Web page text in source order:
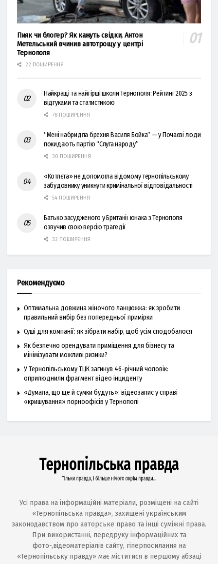
Пияк чи блогер? Як кажуть свідки, Антон
Метельський вчинив автотрощу у центрі
Тернополя
22 ПОШИРЕННЯ
Найкращі та найгірші школи Тернополя: Рейтинг 2025 з
відгуками та статистикою
78 ПОШИРЕННЯ
“Мені набридла брехня Василя Бойка” — у Почаєві люди
покидають партію “Слуга народу”
30 ПОШИРЕННЯ
«Котлєта» не допомогла відомому тернопільському
забудовнику уникнути кримінальної відповідальності
54 ПОШИРЕННЯ
Батько засудженого у Британії юнака з Тернополя
озвучив свою версію трагедії
32 ПОШИРЕННЯ
Рекомендуємо
Оптимальна довжина жіночого ланцюжка: як зробити
правильний вибір без попередньої примірки
Суші для компанії: як зібрати набір, щоб усім сподобалося
Як безпечно орендувати приміщення для бізнесу та
мінімізувати можливі ризики?
У Тернопільському ТЦК загинув 46-річний чоловік:
оприлюднили фрагмент відео інциденту
«Думала, що ще й сумки будуть»: відеозапис у справі
«кришування» порноофісів у Тернополі
Усі права на інформаційні матеріали, розміщені на сайті
«Тернопільська правда», захищені українським
законодавством про авторське право та інші суміжні права.
При використанні, передруку інформаційних та
фото-,відеоматеріалів сайту, гіперпосилання на
«Тернопільську правду» має міститися в першому абзаці